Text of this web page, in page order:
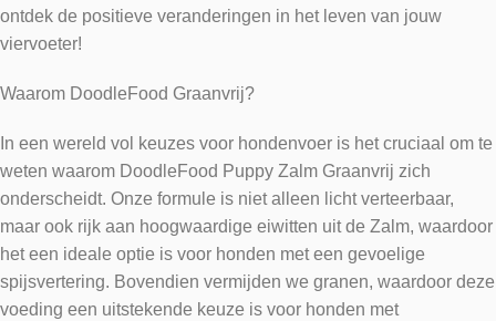
ontdek de positieve veranderingen in het leven van jouw
viervoeter!
Waarom DoodleFood Graanvrij?
In een wereld vol keuzes voor hondenvoer is het cruciaal om te
weten waarom DoodleFood Puppy Zalm Graanvrij zich
onderscheidt. Onze formule is niet alleen licht verteerbaar,
maar ook rijk aan hoogwaardige eiwitten uit de Zalm, waardoor
het een ideale optie is voor honden met een gevoelige
spijsvertering. Bovendien vermijden we granen, waardoor deze
voeding een uitstekende keuze is voor honden met